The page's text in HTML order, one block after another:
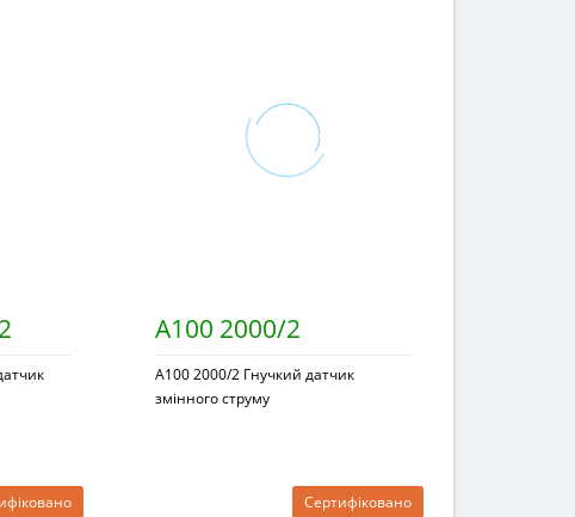
A100 2000/2
A100 2000/2 Гнучкий датчик
змінного струму
Сертифіковано